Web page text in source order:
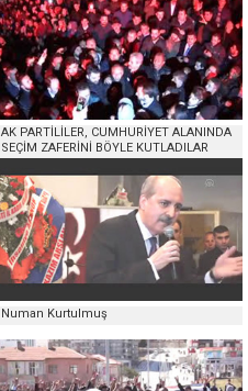
AK PARTİLİLER, CUMHURİYET ALANINDA
SEÇİM ZAFERİNİ BÖYLE KUTLADILAR
Numan Kurtulmuş